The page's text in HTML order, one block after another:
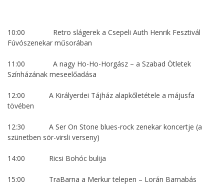
10:00 Retro slágerek a Csepeli Auth Henrik Fesztivál
Fúvószenekar műsorában
11:00 A nagy Ho-Ho-Horgász – a Szabad Ötletek
Színházának meseelőadása
12:00 A Királyerdei Tájház alapkőletétele a májusfa
tövében
12:30 A Ser On Stone blues-rock zenekar koncertje (a
szünetben sör-virsli verseny)
14:00 Ricsi Bohóc bulija
15:00 TraBarna a Merkur telepen – Lorán Barnabás